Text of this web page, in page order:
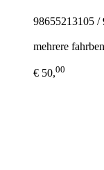
98655213105 /
mehrere
€ 50,00